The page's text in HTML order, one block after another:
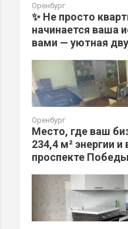
Оренбург
✨ Не просто
начинается ваша
вами — уютная
Оренбург
Место, где ваш
234,4 м² энергии
проспекте